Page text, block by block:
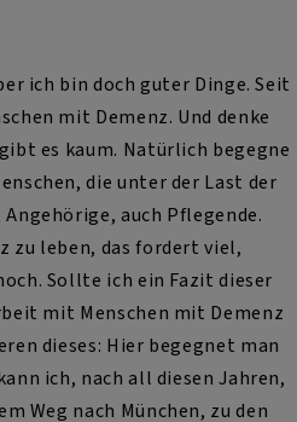
ich bin doch guter Dinge. Seit
mit Demenz. Und denke
es kaum. Natürlich begegne
die unter der Last der
auch Pflegende.
zu leben, das fordert viel,
Sollte ich ein Fazit dieser
mit Menschen mit Demenz
dieses: Hier begegnet man
ich, nach all diesen Jahren,
Weg nach München, zu den